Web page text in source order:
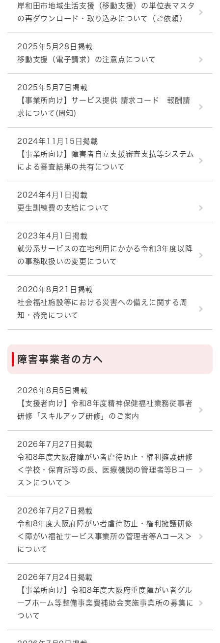
岸和田市地域生活支援（移動支援）の単位表マスタ
の再ダウンロード・取り込みについて（ご依頼）
2025年5月28日掲載
移動支援（電子請求）の注意点について
2025年5月7日掲載
【事業所向け】サービス提供 請求コード 報酬請
求について(周知)
2024年11月15日掲載
【事業所向け】障害者自立支援審査支払等システム
による審査結果の共有について
2024年4月1日掲載
更生訓練費の支給について
2023年4月1日掲載
就労系サービスの在宅利用にかかる令和3年度以降
の事務取扱いの変更について
2020年8月21日掲載
社会福祉施設等における災害への備えに関する周
知・啓発について
障害事業者の方へ
2026年8月5日掲載
【支援者向け】令和8年度精神保健福祉業務従事者
研修「スキルアップ研修」のご案内
2026年7月27日掲載
令和8年度大阪府障がい者虐待防止・権利擁護研修
＜学校・保育所等の長、医療機関の管理者等Bコー
ス＞について＞
2026年7月27日掲載
令和8年度大阪府障がい者虐待防止・権利擁護研修
＜障がい福祉サービス事業所の管理者等Aコース＞
について
2026年7月24日掲載
【事業所向け】令和8年度大阪府重度障がい者グル
ープホーム等整備事業費補助金実施事業所の募集に
ついて